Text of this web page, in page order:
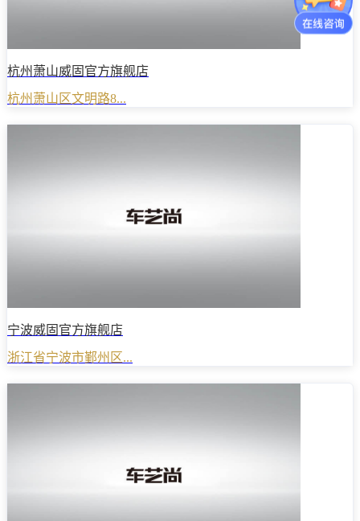
杭州萧山威固官方旗舰店
杭州萧山区文明路8...
宁波威固官方旗舰店
浙江省宁波市鄞州区...